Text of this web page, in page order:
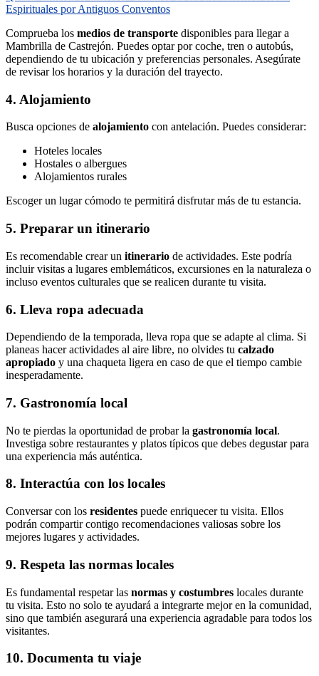
Espirituales por Antiguos Conventos
Comprueba los medios de transporte disponibles para llegar a
Mambrilla de Castrejón. Puedes optar por coche, tren o autobús,
dependiendo de tu ubicación y preferencias personales. Asegúrate
de revisar los horarios y la duración del trayecto.
4. Alojamiento
Busca opciones de alojamiento con antelación. Puedes considerar:
Hoteles locales
Hostales o albergues
Alojamientos rurales
Escoger un lugar cómodo te permitirá disfrutar más de tu estancia.
5. Preparar un itinerario
Es recomendable crear un itinerario de actividades. Este podría
incluir visitas a lugares emblemáticos, excursiones en la naturaleza o
incluso eventos culturales que se realicen durante tu visita.
6. Lleva ropa adecuada
Dependiendo de la temporada, lleva ropa que se adapte al clima. Si
planeas hacer actividades al aire libre, no olvides tu calzado
apropiado y una chaqueta ligera en caso de que el tiempo cambie
inesperadamente.
7. Gastronomía local
No te pierdas la oportunidad de probar la gastronomía local.
Investiga sobre restaurantes y platos típicos que debes degustar para
una experiencia más auténtica.
8. Interactúa con los locales
Conversar con los residentes puede enriquecer tu visita. Ellos
podrán compartir contigo recomendaciones valiosas sobre los
mejores lugares y actividades.
9. Respeta las normas locales
Es fundamental respetar las normas y costumbres locales durante
tu visita. Esto no solo te ayudará a integrarte mejor en la comunidad,
sino que también asegurará una experiencia agradable para todos los
visitantes.
10. Documenta tu viaje